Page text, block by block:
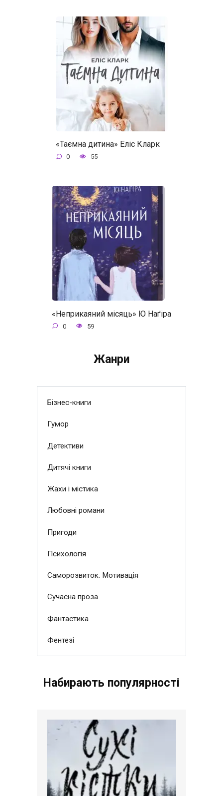
«Таємна дитина» Еліс Кларк
0 55
«Неприкаяний місяць» Ю Наґіра
0 59
Жанри
Бізнес-книги
Гумор
Детективи
Дитячі книги
Жахи і містика
Любовні романи
Пригоди
Психологія
Саморозвиток. Мотивація
Сучасна проза
Фантастика
Фентезі
Набирають популярності